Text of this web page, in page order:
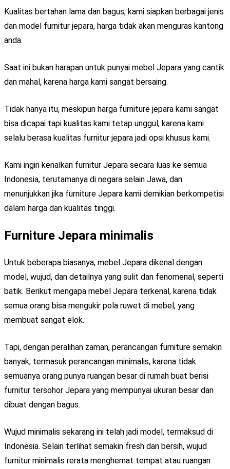
Kualitas bertahan lama dan bagus, kami siapkan berbagai jenis
dan model furnitur jepara, harga tidak akan menguras kantong
anda.
Saat ini bukan harapan untuk punyai mebel Jepara yang cantik
dan mahal, karena harga kami sangat bersaing.
Tidak hanya itu, meskipun harga furniture jepara kami sangat
bisa dicapai tapi kualitas kami tetap unggul, karena kami
selalu berasa kualitas furnitur jepara jadi opsi khusus kami.
Kami ingin kenalkan furnitur Jepara secara luas ke semua
Indonesia, terutamanya di negara selain Jawa, dan
menunjukkan jika furniture Jepara kami demikian berkompetisi
dalam harga dan kualitas tinggi.
Furniture Jepara minimalis
Untuk beberapa biasanya, mebel Jepara dikenal dengan
model, wujud, dan detailnya yang sulit dan fenomenal, seperti
batik. Berikut mengapa mebel Jepara terkenal, karena tidak
semua orang bisa mengukir pola ruwet di mebel, yang
membuat sangat elok.
Tapi, dengan peralihan zaman, perancangan furniture semakin
banyak, termasuk perancangan minimalis, karena tidak
semuanya orang punya ruangan besar di rumah buat berisi
furnitur tersohor Jepara yang mempunyai ukuran besar dan
dibuat dengan bagus.
Wujud minimalis sekarang ini telah jadi model, termaksud di
Indonesia. Selain terlihat semakin fresh dan bersih, wujud
furnitur minimalis rerata menghemat tempat atau ruangan